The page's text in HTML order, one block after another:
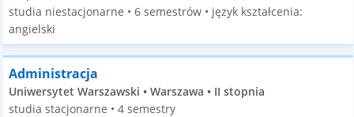
studia niestacjonarne • 6 semestrów • język kształcenia:
angielski
Administracja
Uniwersytet Warszawski • Warszawa • II stopnia
studia stacjonarne • 4 semestry